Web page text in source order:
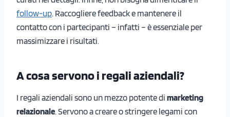
follow-up. Raccogliere feedback e mantenere il
contatto con i partecipanti – infatti – è essenziale per
massimizzare i risultati.
A cosa servono i regali aziendali?
I regali aziendali sono un mezzo potente di marketing
relazionale. Servono a creare o stringere legami con